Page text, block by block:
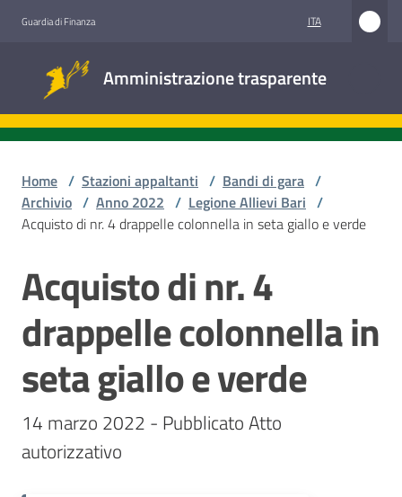
Guardia di Finanza ITA
Amministrazione trasparente
trasparente
Accesso
Stazioni
appaltanti
Contatti
Home / Stazioni appaltanti / Bandi di gara /
Archivio / Anno 2022 / Legione Allievi Bari /
Acquisto di nr. 4 drappelle colonnella in seta giallo e verde
Salta al contenuto
Acquisto di nr. 4
drappelle colonnella in
seta giallo e verde
14 marzo 2022 - Pubblicato Atto
autorizzativo